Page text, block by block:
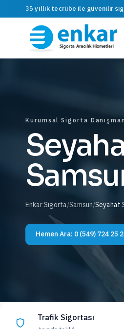
35 yıllık tecrübe ile güvenilir
Kurumsal Sigorta
Enkar Sigorta/Samsun/Seyahat
Hemen Ara: 0 (549) 724 25
Trafik Sigortası